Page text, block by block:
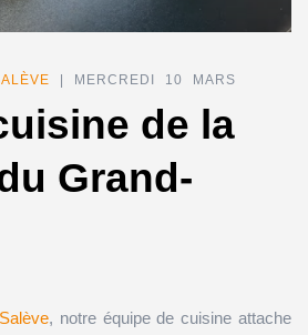
| MERCREDI 10 MARS
de la
Grand-
, notre équipe de cuisine attache